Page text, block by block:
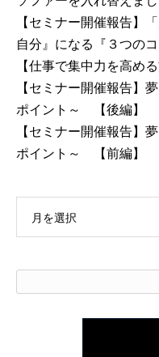
【セミナー開催報告】
自分』になる『３つのコ
【仕事で集中力を高める
【セミナー開催報告】
ポイント～ 【後編】
【セミナー開催報告】
ポイント～ 【前編】
月を選択